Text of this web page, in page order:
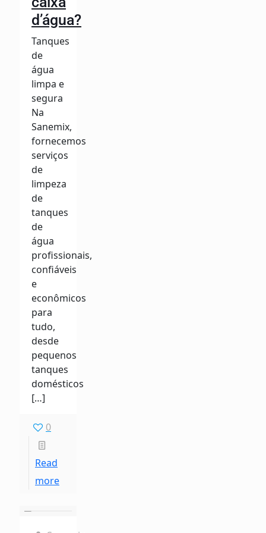
d’água?
Tanques
de
água
limpa e
segura
Na
Sanemix,
fornecemos
serviços
de
limpeza
de
tanques
de
água
profissionais,
confiáveis
​​e
econômicos
para
tudo,
desde
pequenos
tanques
domésticos
[…]
0
Read
more